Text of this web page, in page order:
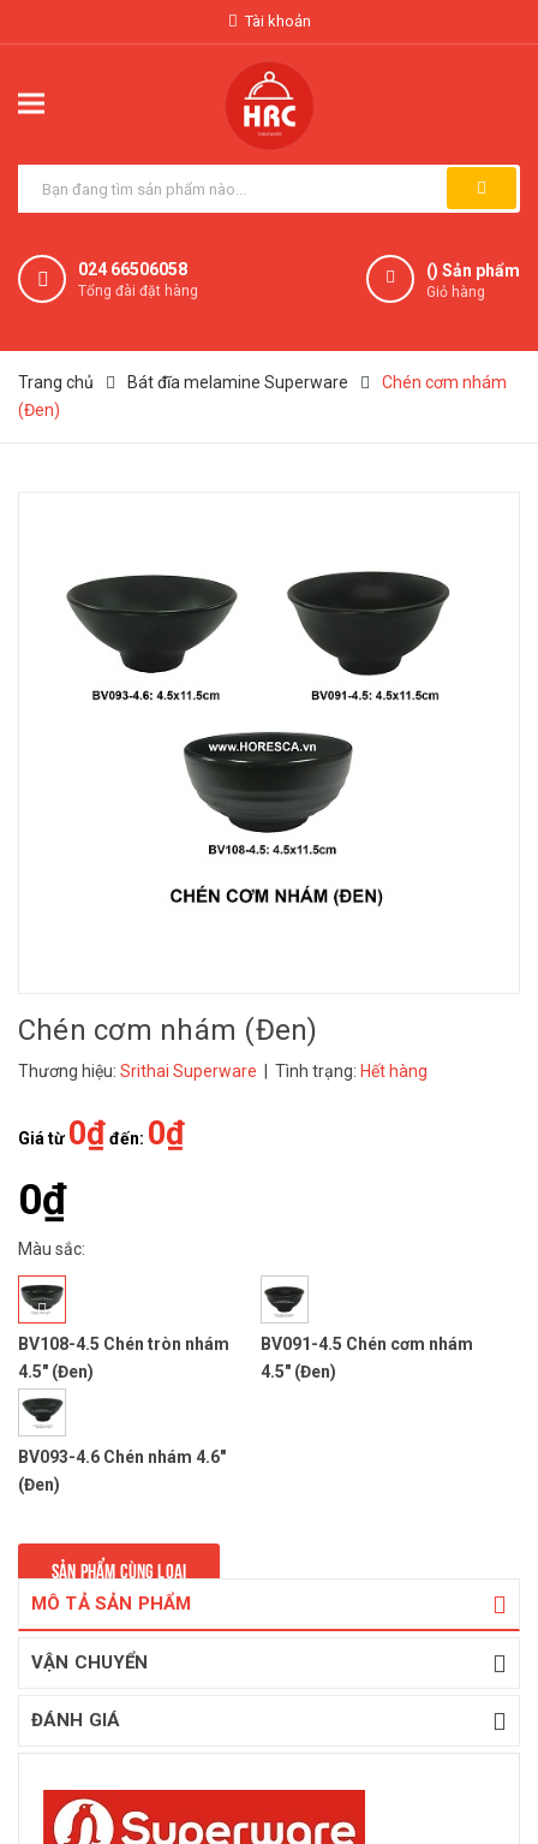
Tài khoản
024 66506058
Tổng đài đặt hàng
() Sản phẩm
Giỏ hàng
Trang chủ Bát đĩa melamine Superware
Chén cơm nhám
(Đen)
Chén cơm nhám (Đen)
Thương hiệu: Srithai Superware | Tình trạng: Hết hàng
Giá từ 0₫đến: 0₫
0₫
Màu sắc:
BV108-4.5 Chén tròn nhám
4.5" (Đen)
BV091-4.5 Chén cơm nhám
4.5" (Đen)
BV093-4.6 Chén nhám 4.6"
(Đen)
SẢN PHẨM CÙNG LOẠI
MÔ TẢ SẢN PHẨM
VẬN CHUYỂN
ĐÁNH GIÁ